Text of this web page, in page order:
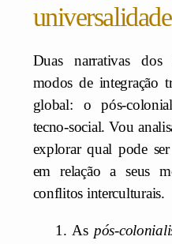
universalidade
Duas narrativas
modos de integração
global: o pós-
tecno-social. Vou
explorar qual pode
em relação a seus
conflitos interculturais.
1. As pós-